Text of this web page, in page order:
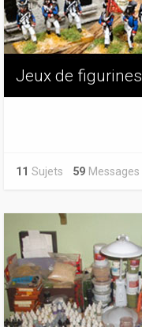
Jeux de figurines
11 Sujets 59 Messages